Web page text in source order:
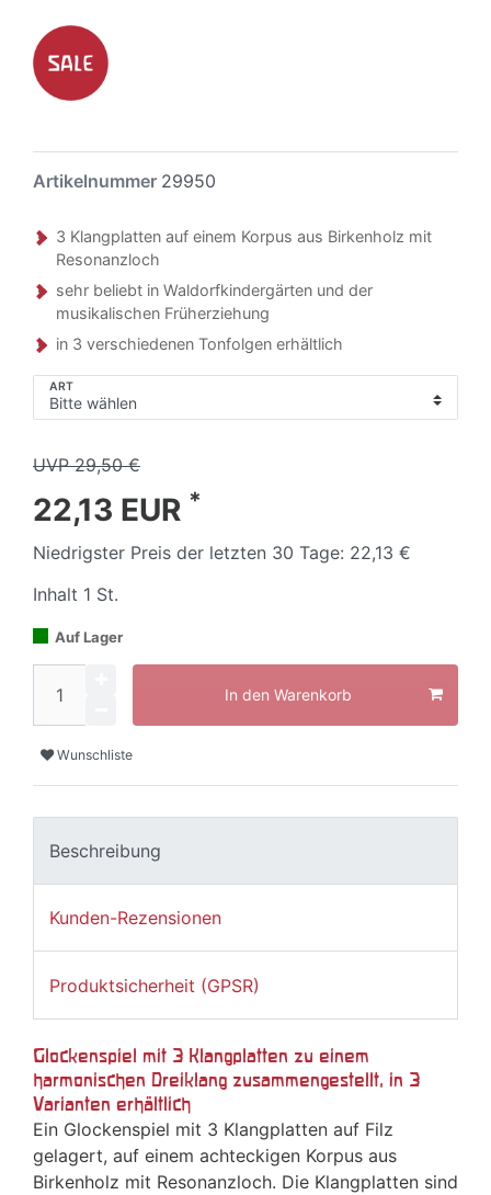
Artikelnummer 29950
3 Klangplatten auf einem Korpus aus Birkenholz mit
Resonanzloch
sehr beliebt in Waldorfkindergärten und der
musikalischen Früherziehung
in 3 verschiedenen Tonfolgen erhältlich
ART
UVP 29,50 €
22,13 EUR *
Niedrigster Preis der letzten 30 Tage: 22,13 €
Inhalt 1 St.
Auf Lager
In den Warenkorb
Wunschliste
Beschreibung
Kunden-Rezensionen
Produktsicherheit (GPSR)
Glockenspiel mit 3 Klangplatten zu einem
harmonischen Dreiklang zusammengestellt, in 3
Varianten erhältlich
Ein Glockenspiel mit 3 Klangplatten auf Filz
gelagert, auf einem achteckigen Korpus aus
Birkenholz mit Resonanzloch. Die Klangplatten sind